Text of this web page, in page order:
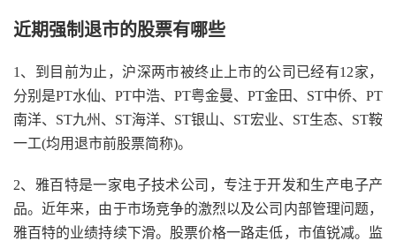
近期强制退市的股票有哪些
1、到目前为止，沪深两市被终止上市的公司已经有12家，
分别是PT水仙、PT中浩、PT粤金曼、PT金田、ST中侨、PT
南洋、ST九州、ST海洋、ST银山、ST宏业、ST生态、ST鞍
一工(均用退市前股票简称)。
2、雅百特是一家电子技术公司，专注于开发和生产电子产
品。近年来，由于市场竞争的激烈以及公司内部管理问题，
雅百特的业绩持续下滑。股票价格一路走低，市值锐减。监